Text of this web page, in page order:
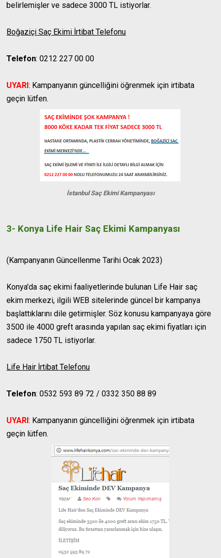
belirlemişler ve sadece 3000 TL istiyorlar.
Boğaziçi Saç Ekimi İrtibat Telefonu
Telefon: 0212 227 00 00
UYARI: Kampanyanın güncelliğini öğrenmek için irtibata
geçin lütfen.
İstanbul Saç Ekimi Kampanyası
3- Konya Life Hair Saç Ekimi Kampanyası
(Kampanyanın Güncellenme Tarihi Ocak 2023)
Konya'da saç ekimi faaliyetlerinde bulunan Life Hair saç
ekim merkezi, ilgili WEB sitelerinde güncel bir kampanya
başlattıklarını dile getirmişler. Söz konusu kampanyaya göre
3500 ile 4000 greft arasında yapılan saç ekimi fiyatları için
sadece 1750 TL istiyorlar.
Life Hair İrtibat Telefonu
Telefon: 0532 593 89 72 / 0332 350 88 89
UYARI: Kampanyanın güncelliğini öğrenmek için irtibata
geçin lütfen.